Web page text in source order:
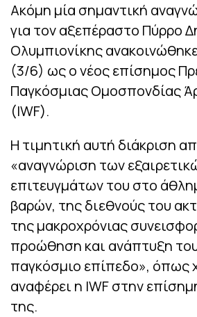
Ακόμη μία σημαντική
για τον αξεπέραστο Πύρρο
Ολυμπιονίκης
(3/6) ως ο νέος επίσημος
Παγκόσμιας Ομοσπονδίας
(IWF).
Η τιμητική αυτή διάκριση
«αναγνώριση των
επιτευγμάτων του στο
βαρών, της διεθνούς του
της μακροχρόνιας
προώθηση και ανάπτυξη
παγκόσμιο επίπεδο», όπως
αναφέρει η IWF στην
της.